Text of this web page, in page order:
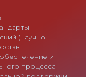
(научно-
и
процесса